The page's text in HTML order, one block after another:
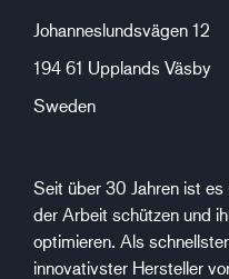
Johanneslundsvägen 12
194 61 Upplands Väsby
Sweden
Seit über 30 Jahren ist es
der Arbeit schützen und
optimieren. Als
innovativster Hersteller